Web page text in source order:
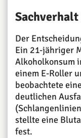
Sachverhalt
Der
Ein 21-jähriger
Alkoholkonsum
einem E-Roller
beobachtete
deutlichen
stellte eine
fest.